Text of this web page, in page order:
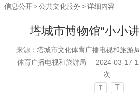
信息公开>公共文化服务 >详细内容
塔城市博物馆“小小
来源：​塔城市文化体育广播电视和旅游
体育广播电视和旅游局
2024-03-17
次
T T